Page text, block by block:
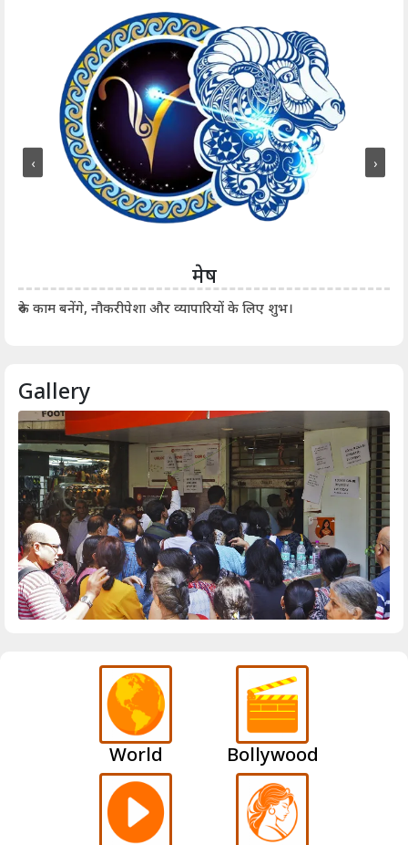
मेष
रुके काम बनेंगे, नौकरीपेशा और व्यापारियों के लिए शुभ।
‹ ›
Gallery
World Bollywood